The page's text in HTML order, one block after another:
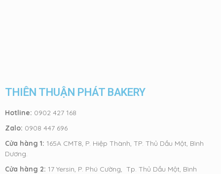
THIÊN THUẬN PHÁT BAKERY
Hotline: 0902 427 168
Zalo: 0908 447 696
Cửa hàng 1: 165A CMT8, P. Hiệp Thành, TP. Thủ Dầu Một, Bình
Dương.
Cửa hàng 2: 17 Yersin, P. Phú Cường, Tp. Thủ Dầu Một, Bình